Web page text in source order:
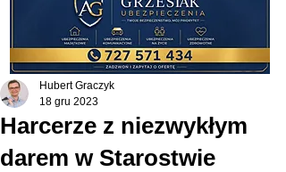
Harcerze z niezwykłym
darem w Starostwie
Hubert Graczyk
18 gru 2023